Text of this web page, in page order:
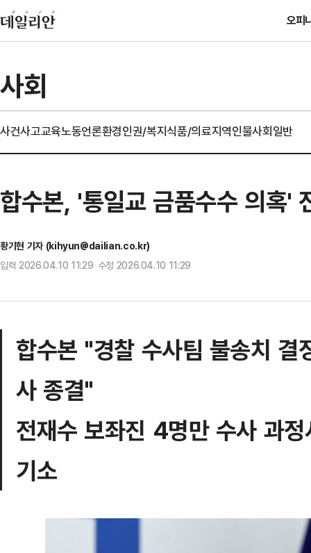
오피
사회
사건사고교육노동언론환경인권/복지식품/의료지역인물사회일반
합수본, '통일교 금품수수 의혹'
황기현 기자 (kihyun@dailian.co.kr)
입력 2026.04.10 11:29 수정 2026.04.10 11:29
합수본 "경찰 수사팀 불송치 결
사 종결"
전재수 보좌진 4명만 수사 과
기소